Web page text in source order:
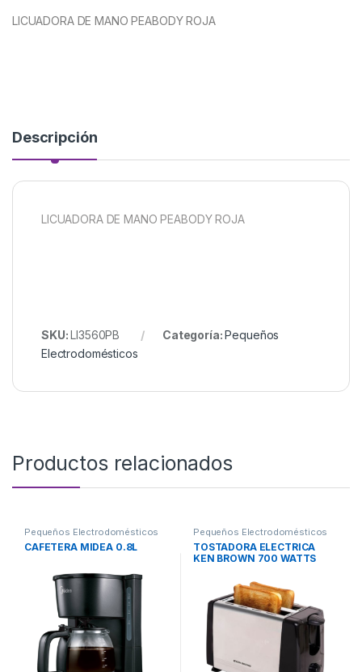
LICUADORA DE MANO PEABODY ROJA
Descripción
LICUADORA DE MANO PEABODY ROJA
SKU:LI3560PB Categoría:Pequeños
Electrodomésticos
Productos relacionados
Pequeños Electrodomésticos
CAFETERA MIDEA 0.8L
Pequeños Electrodomésticos
TOSTADORA ELECTRICA
KEN BROWN 700 WATTS